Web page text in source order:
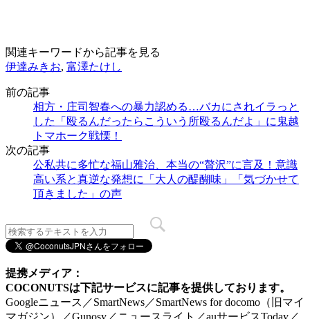
関連キーワードから記事を見る
伊達みきお, 富澤たけし
前の記事
相方・庄司智春への暴力認める…バカにされイラっと
した「殴るんだったらこういう所殴るんだよ」に鬼越
トマホーク戦慄！
次の記事
公私共に多忙な福山雅治、本当の“贅沢”に言及！意識
高い系と真逆な発想に「大人の醍醐味」「気づかせて
頂きました」の声
提携メディア：
COCONUTSは下記サービスに記事を提供しております。
Googleニュース／SmartNews／SmartNews for docomo（旧マイ